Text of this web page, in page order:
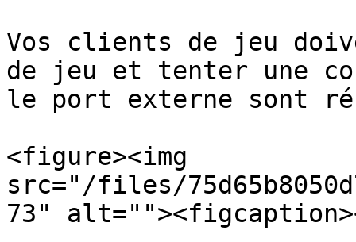
Vos clients de jeu
de jeu et tenter une
le port externe sont
<figure><img
src="/files/